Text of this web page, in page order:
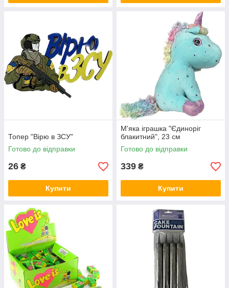
Топер "Вірю в ЗСУ"
Готово до відправки
26 ₴
Купити
М'яка іграшка "Єдиноріг
блакитний", 23 см
Готово до відправки
339 ₴
Купити